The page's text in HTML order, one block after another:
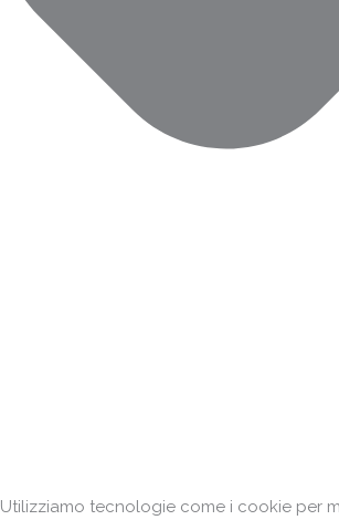
Utilizziamo tecnologie come i cookie per